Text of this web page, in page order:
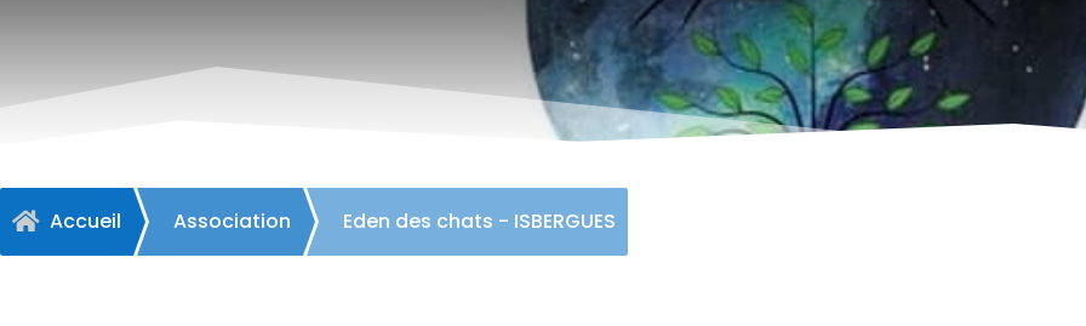
 Accueil Association Eden des chats - ISBERGUES